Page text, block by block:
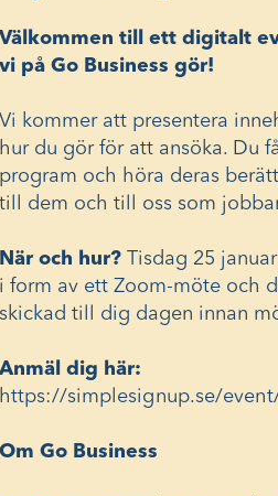
Välkommen till ett digitalt
vi på Go Business gör!
Vi kommer att presentera
hur du gör för att ansöka. Du
program och höra deras
till dem och till oss som
När och hur? Tisdag 25
i form av ett Zoom-möte och
skickad till dig dagen innan
Anmäl dig här:
https://simplesignup.se/
Om Go Business